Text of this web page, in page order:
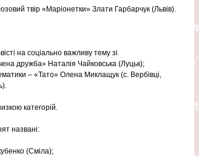
твір «Маріонетки» Злати Гарбарчук (Львів).
на соціально важливу тему зі
дружба» Наталія Чайковська (Луцьк);
– «Тато» Олена Миклащук (с. Вербівці,
категорій.
названі:
(Сміла);